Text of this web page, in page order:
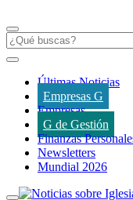
Últimas Noticias
Empresas G
Empresas
G de Gestión
Finanzas
Newsletters
Mundial 2026